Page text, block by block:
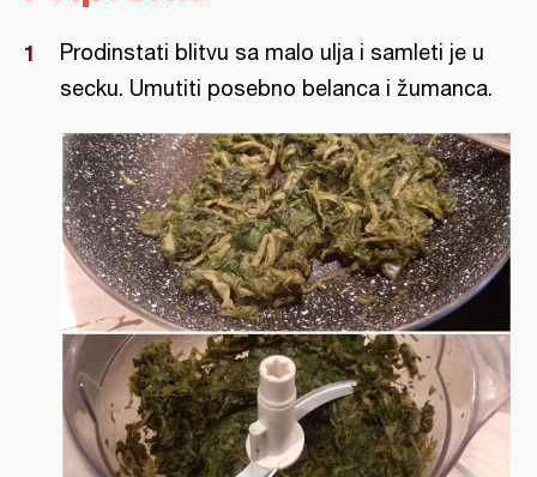
Prodinstati blitvu sa malo ulja i samleti je u
secku. Umutiti posebno belanca i žumanca.